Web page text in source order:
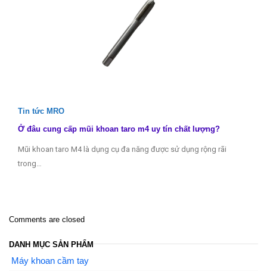
Tin tức MRO
Ở đâu cung cấp mũi khoan taro m4 uy tín chất lượng?
Mũi khoan taro M4 là dụng cụ đa năng được sử dụng rộng rãi
trong…
Comments are closed
DANH MỤC SẢN PHẨM
Máy khoan cầm tay